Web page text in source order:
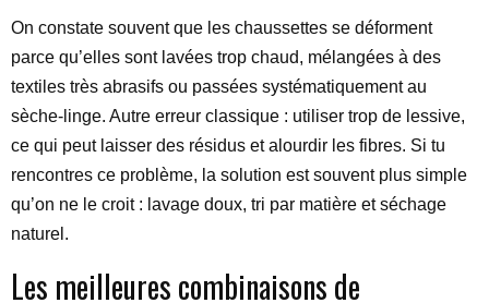
On constate souvent que les chaussettes se déforment
parce qu’elles sont lavées trop chaud, mélangées à des
textiles très abrasifs ou passées systématiquement au
sèche-linge. Autre erreur classique : utiliser trop de lessive,
ce qui peut laisser des résidus et alourdir les fibres. Si tu
rencontres ce problème, la solution est souvent plus simple
qu’on ne le croit : lavage doux, tri par matière et séchage
naturel.
Les meilleures combinaisons de